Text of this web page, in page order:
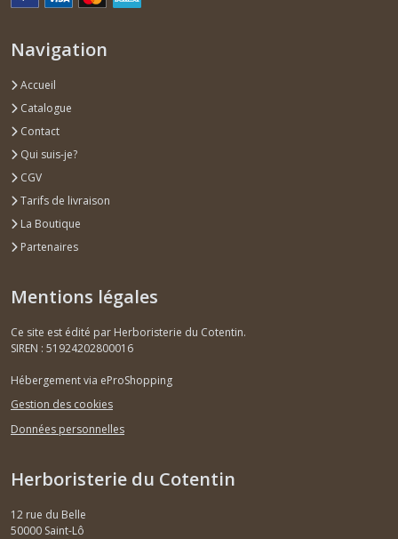
Navigation
Accueil
Catalogue
Contact
Qui suis-je?
CGV
Tarifs de livraison
La Boutique
Partenaires
Mentions légales
Ce site est édité par Herboristerie du Cotentin.
SIREN : 51924202800016
Hébergement via eProShopping
Gestion des cookies
Données personnelles
Herboristerie du Cotentin
12 rue du Belle
50000 Saint-Lô